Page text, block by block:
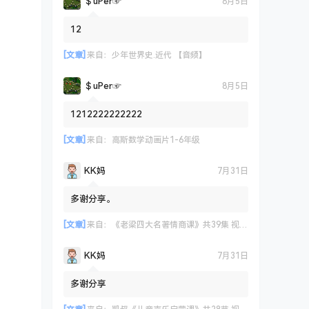
12
[文章] 来自： 少年世界史.近代 【音频】
＄uΡer☞ 8月5日
1212222222222
[文章] 来自： 高斯数学动画片1-6年级
KK妈 7月31日
多谢分享。
[文章] 来自： 《老梁四大名著情商课》共39集 视频课程
KK妈 7月31日
多谢分享